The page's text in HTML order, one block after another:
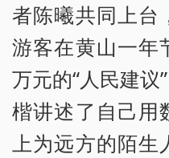
者陈曦共同上台
游客在黄山一年
万元的“人民建议
楷讲述了自己用
上为远方的陌生